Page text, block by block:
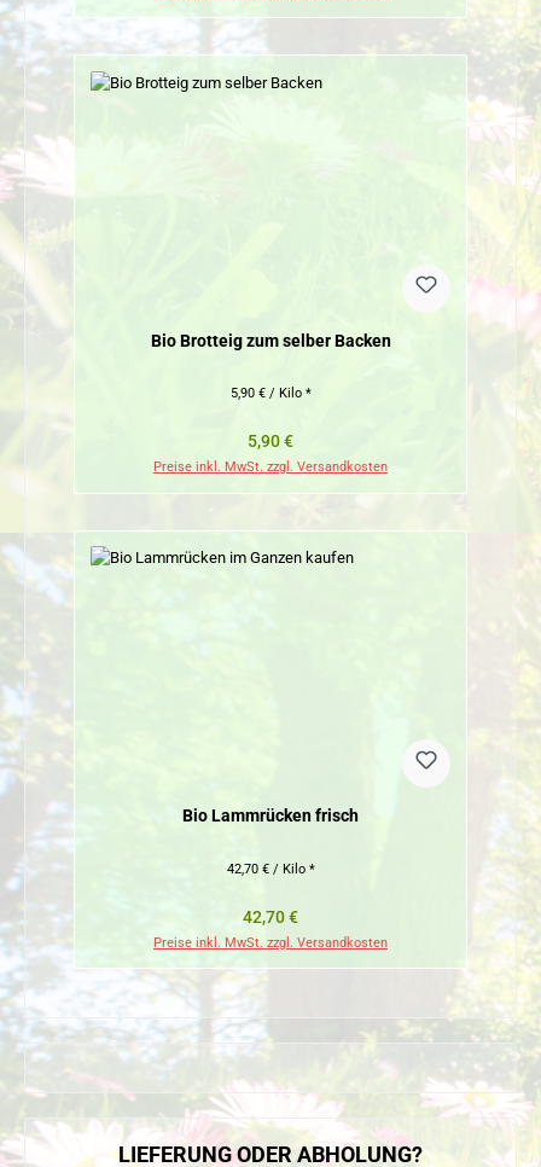
Bio Brotteig zum selber Backen
5,90 € / Kilo *
Regulärer Preis:
5,90 €
Preise inkl. MwSt. zzgl. Versandkosten
Bio Lammrücken frisch
42,70 € / Kilo *
Regulärer Preis:
42,70 €
Preise inkl. MwSt. zzgl. Versandkosten
LIEFERUNG ODER ABHOLUNG?